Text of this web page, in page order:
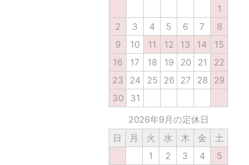
1
2
3 4 5 6 7
8
9
10 11 12 13 14
15
16
17 18 19 20 21
22
23
24 25 26 27 28
29
30
31
2026年9月の定休日
日
月 火 水 木 金
土
1
2 3 4
5